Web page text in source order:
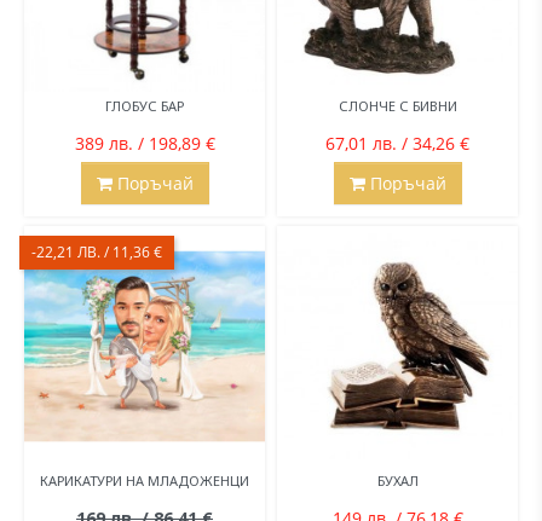
ГЛОБУС БАР
389 лв. / 198,89 €
Поръчай
СЛОНЧЕ С БИВНИ
67,01 лв. / 34,26 €
Поръчай
КАРИКАТУРИ НА МЛАДОЖЕНЦИ
-22,21 ЛВ. / 11,36 €
БУХАЛ